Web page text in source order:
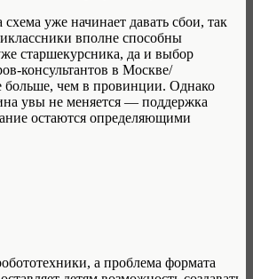
уже начинает давать сбои, так
вполне способны
старшекурсника, да и выбор
консультантов в Москве/
больше, чем в провинции. Однако
увы не меняется — поддержка
остаются определяющими
а проблема формата